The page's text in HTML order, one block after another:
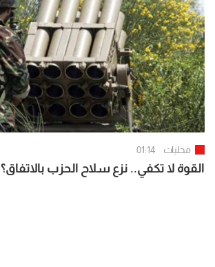
محليات 01:14
القوة لا تكفي.. نزع سلاح الحزب بالاتفاق؟